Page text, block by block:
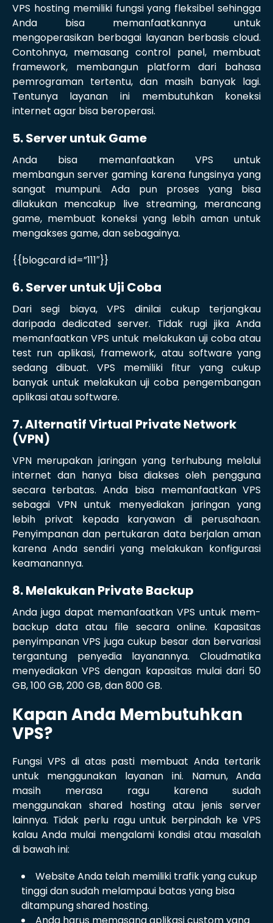
VPS hosting memiliki fungsi yang fleksibel sehingga
Anda bisa memanfaatkannya untuk
mengoperasikan berbagai layanan berbasis cloud.
Contohnya, memasang control panel, membuat
framework, membangun platform dari bahasa
pemrograman tertentu, dan masih banyak lagi.
Tentunya layanan ini membutuhkan koneksi
internet agar bisa beroperasi.
5. Server untuk Game
Anda bisa memanfaatkan VPS untuk
membangun server gaming karena fungsinya yang
sangat mumpuni. Ada pun proses yang bisa
dilakukan mencakup live streaming, merancang
game, membuat koneksi yang lebih aman untuk
mengakses game, dan sebagainya.
{{blogcard id=”111″}}
6. Server untuk Uji Coba
Dari segi biaya, VPS dinilai cukup terjangkau
daripada dedicated server. Tidak rugi jika Anda
memanfaatkan VPS untuk melakukan uji coba atau
test run aplikasi, framework, atau software yang
sedang dibuat. VPS memiliki fitur yang cukup
banyak untuk melakukan uji coba pengembangan
aplikasi atau software.
7. Alternatif Virtual Private Network
(VPN)
VPN merupakan jaringan yang terhubung melalui
internet dan hanya bisa diakses oleh pengguna
secara terbatas. Anda bisa memanfaatkan VPS
sebagai VPN untuk menyediakan jaringan yang
lebih privat kepada karyawan di perusahaan.
Penyimpanan dan pertukaran data berjalan aman
karena Anda sendiri yang melakukan konfigurasi
keamanannya.
8. Melakukan Private Backup
Anda juga dapat memanfaatkan VPS untuk mem-
backup data atau file secara online. Kapasitas
penyimpanan VPS juga cukup besar dan bervariasi
tergantung penyedia layanannya. Cloudmatika
menyediakan VPS dengan kapasitas mulai dari 50
GB, 100 GB, 200 GB, dan 800 GB.
Kapan Anda Membutuhkan
VPS?
Fungsi VPS di atas pasti membuat Anda tertarik
untuk menggunakan layanan ini. Namun, Anda
masih merasa ragu karena sudah
menggunakan shared hosting atau jenis server
lainnya. Tidak perlu ragu untuk berpindah ke VPS
kalau Anda mulai mengalami kondisi atau masalah
di bawah ini:
Website Anda telah memiliki trafik yang cukup
tinggi dan sudah melampaui batas yang bisa
ditampung shared hosting.